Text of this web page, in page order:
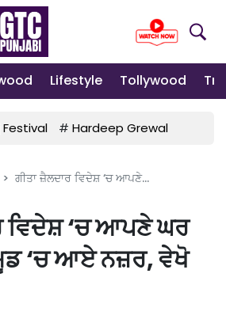
Lifestyle Tollywood
Festival # Hardeep Grewal
ਗੀਤਾ ਜ਼ੈਲਦਾਰ ਵਿਦੇਸ਼ ‘ਚ ਆਪਣੇ...
ਵਿਦੇਸ਼ ‘ਚ ਆਪਣੇ ਘਰ
‘ਚ ਆਏ ਨਜ਼ਰ, ਵੇਖੋ